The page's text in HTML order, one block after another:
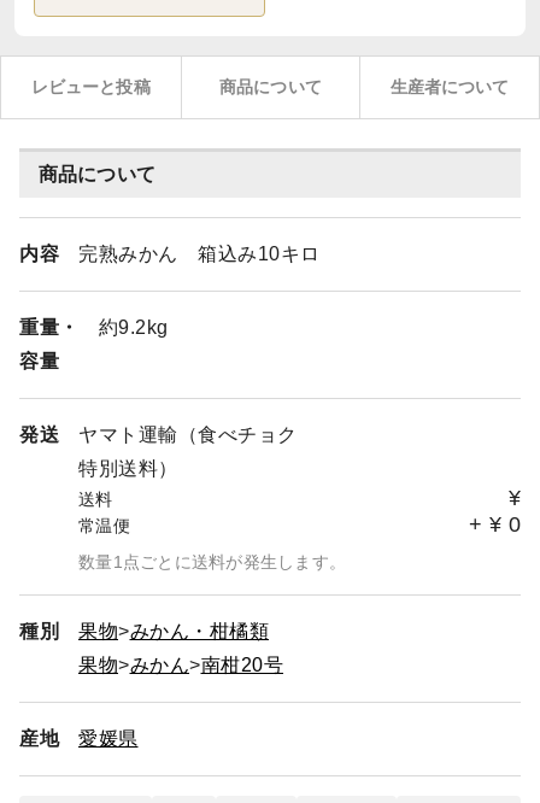
レビューと投稿 商品について 生産者について
商品について
内容 完熟みかん 箱込み10キロ
重量・
容量
約9.2kg
発送
ヤマト運輸（食べチョク
特別送料）
送料 ¥
常温便 + ¥ 0
数量1点ごとに送料が発生します。
種別 果物
みかん・柑橘類
果物
みかん 南柑20号
産地 愛媛県